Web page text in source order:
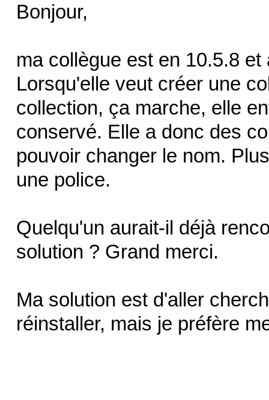
Bonjour,
ma collègue est en 10.5.8
Lorsqu'elle veut créer une
collection, ça marche, elle
conservé. Elle a donc des
pouvoir changer le nom.
une police.
Quelqu'un aurait-il déjà
solution ? Grand merci.
Ma solution est d'aller
réinstaller, mais je préfère